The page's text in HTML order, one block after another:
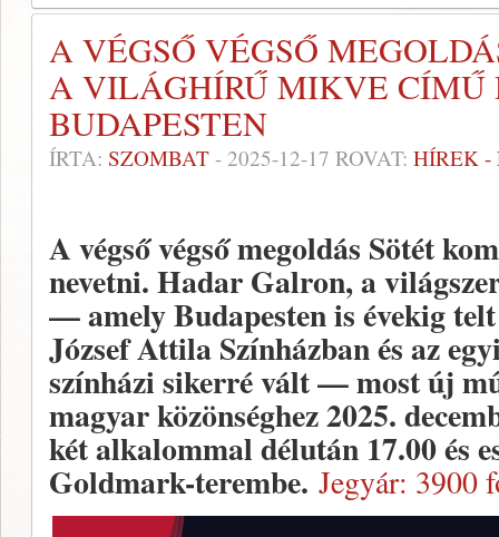
A VÉGSŐ VÉGSŐ
A VILÁGHÍRŰ MIKVE CÍMŰ
BUDAPESTEN
ÍRTA: SZOMBAT - 2025-12-17 ROVAT: HÍREK -
A végső végső megoldás Sötét
nevetni. Hadar Galron, a
— amely Budapesten is évekig
József Attila Színházban és az
színházi sikerré vált — most új
magyar közönséghez 2025.
két alkalommal délután 17.00 és
Goldmark-terembe. Jegyár: 3900